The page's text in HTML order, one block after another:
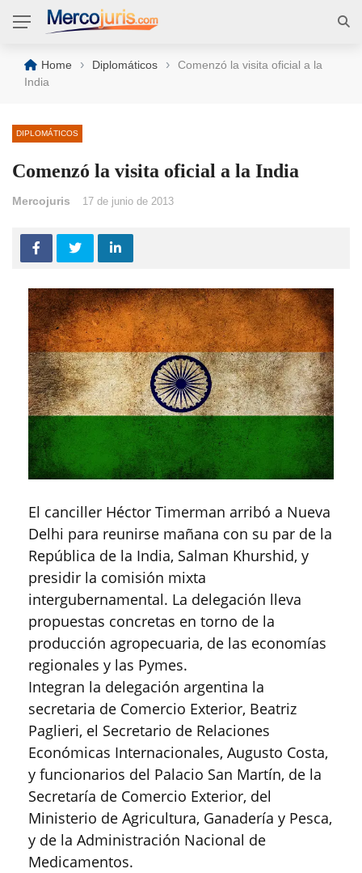
Home › Diplomáticos ›
Comenzó la visita oficial a la
India
DIPLOMÁTICOS
Comenzó la visita oficial a la India
Mercojuris 17 de junio de 2013
El canciller Héctor Timerman arribó a Nueva
Delhi para reunirse mañana con su par de la
República de la India, Salman Khurshid, y
presidir la comisión mixta
intergubernamental. La delegación lleva
propuestas concretas en torno de la
producción agropecuaria, de las economías
regionales y las Pymes.
Integran la delegación argentina la
secretaria de Comercio Exterior, Beatriz
Paglieri, el Secretario de Relaciones
Económicas Internacionales, Augusto Costa,
y funcionarios del Palacio San Martín, de la
Secretaría de Comercio Exterior, del
Ministerio de Agricultura, Ganadería y Pesca,
y de la Administración Nacional de
Medicamentos.